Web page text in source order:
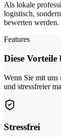
Als lokale
logistisch,
bewerten werden.
Features
Diese
Wenn Sie mit
und stressfreier
Stressfrei